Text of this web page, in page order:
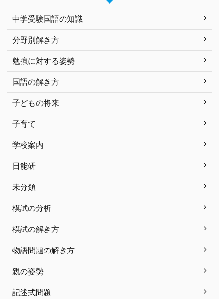
中学受験国語の知識
分野別解き方
勉強に対する姿勢
国語の解き方
子どもの将来
子育て
学校案内
日能研
未分類
模試の分析
模試の解き方
物語問題の解き方
親の姿勢
記述式問題